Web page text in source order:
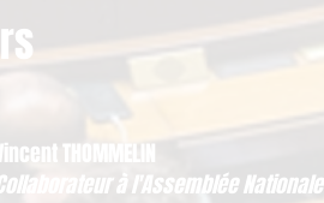
THOMMELIN
à l'Assemblée Nationale